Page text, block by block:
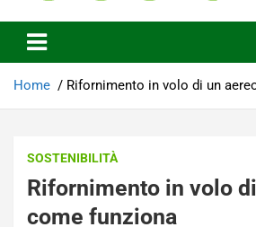
Ecoo.it
Home Rifornimento in volo di un
SOSTENIBILITÀ
Rifornimento in volo
come funziona